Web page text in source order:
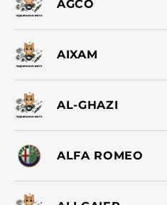
AGCO
AIXAM
AL-GHAZI
ALFA ROMEO